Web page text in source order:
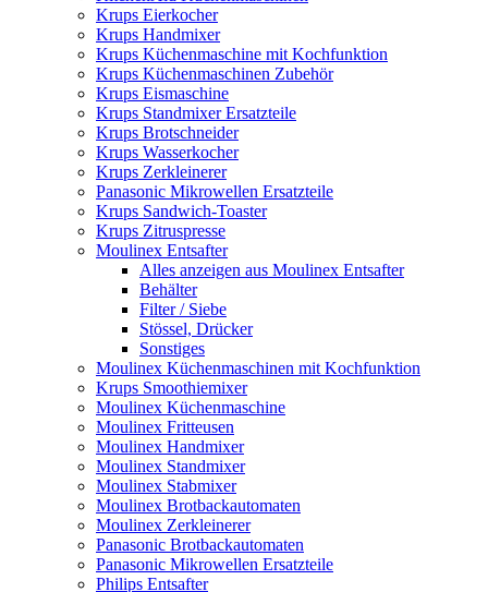
Krups Eierkocher
Krups Handmixer
Krups Küchenmaschine mit Kochfunktion
Krups Küchenmaschinen Zubehör
Krups Eismaschine
Krups Standmixer Ersatzteile
Krups Brotschneider
Krups Wasserkocher
Krups Zerkleinerer
Panasonic Mikrowellen Ersatzteile
Krups Sandwich-Toaster
Krups Zitruspresse
Moulinex Entsafter
Alles anzeigen aus Moulinex Entsafter
Behälter
Filter / Siebe
Stössel, Drücker
Sonstiges
Moulinex Küchenmaschinen mit Kochfunktion
Krups Smoothiemixer
Moulinex Küchenmaschine
Moulinex Fritteusen
Moulinex Handmixer
Moulinex Standmixer
Moulinex Stabmixer
Moulinex Brotbackautomaten
Moulinex Zerkleinerer
Panasonic Brotbackautomaten
Panasonic Mikrowellen Ersatzteile
Philips Entsafter